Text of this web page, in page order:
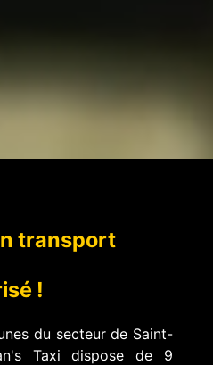
transport
!
du secteur de Saint-
Taxi dispose de 9